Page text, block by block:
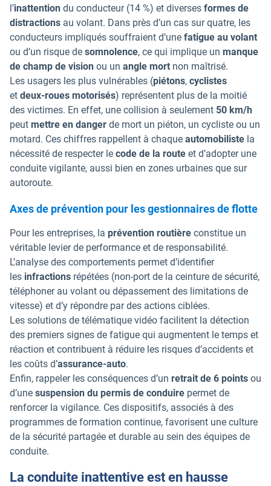
l’inattention du conducteur (14 %) et diverses formes de
distractions au volant. Dans près d’un cas sur quatre, les
conducteurs impliqués souffraient d’une fatigue au volant
ou d’un risque de somnolence, ce qui implique un manque
de champ de vision ou un angle mort non maîtrisé.
Les usagers les plus vulnérables (piétons, cyclistes
et deux-roues motorisés) représentent plus de la moitié
des victimes. En effet, une collision à seulement 50 km/h
peut mettre en danger de mort un piéton, un cycliste ou un
motard. Ces chiffres rappellent à chaque automobiliste la
nécessité de respecter le code de la route et d’adopter une
conduite vigilante, aussi bien en zones urbaines que sur
autoroute.
Axes de prévention pour les gestionnaires de flotte
Pour les entreprises, la prévention routière constitue un
véritable levier de performance et de responsabilité.
L’analyse des comportements permet d’identifier
les infractions répétées (non-port de la ceinture de sécurité,
téléphoner au volant ou dépassement des limitations de
vitesse) et d’y répondre par des actions ciblées.
Les solutions de télématique vidéo facilitent la détection
des premiers signes de fatigue qui augmentent le temps et
réaction et contribuent à réduire les risques d’accidents et
les coûts d’assurance-auto.
Enfin, rappeler les conséquences d’un retrait de 6 points ou
d’une suspension du permis de conduire permet de
renforcer la vigilance. Ces dispositifs, associés à des
programmes de formation continue, favorisent une culture
de la sécurité partagée et durable au sein des équipes de
conduite.
La conduite inattentive est en hausse